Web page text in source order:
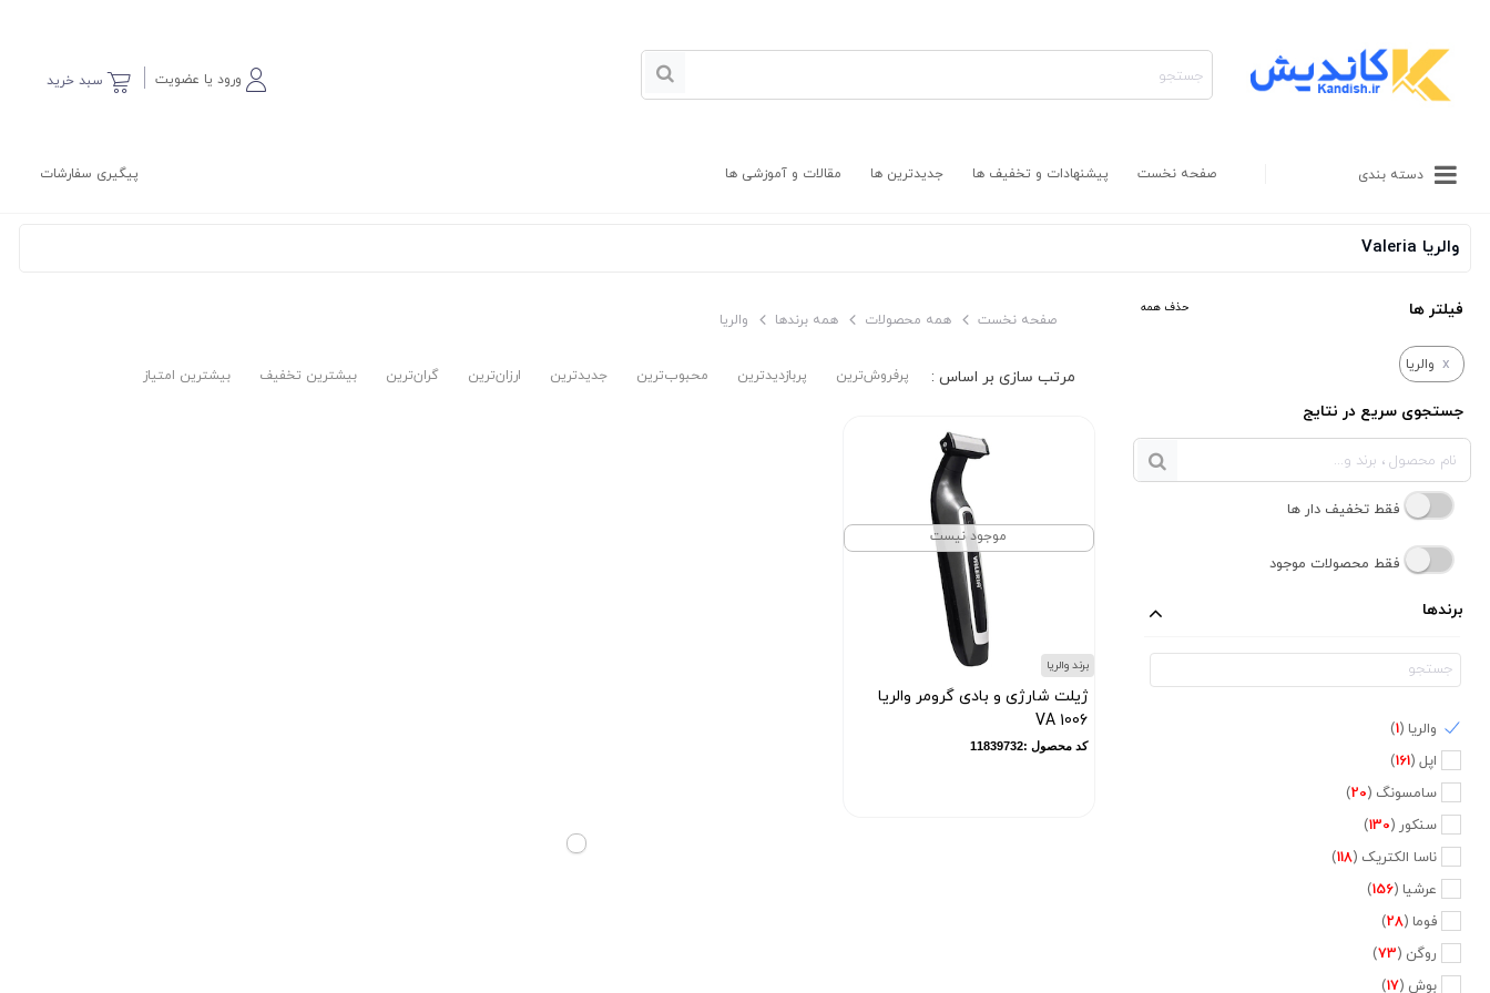
سبد خرید ورود یا عضویت
دسته بندی صفحه نخست پیشنهادات و تخفیف ها جدیدترین ها مقالات و آموزشی ها پیگیری سفارشات
والریا Valeria
فیلتر ها حذف همه
x والریا
جستجوی سریع در نتایج
برندها
والریا (1
)
اپل (161
)
سامسونگ (20
)
سنکور (130
)
ناسا الکتریک (118
)
عرشیا (156
)
فوما (28
)
روگن (73
)
بوش (17
)
صفحه نخست همه محصولات همه برندها والریا
پرفروش‌ترین‌ پربازدیدترین محبوب‌ترین جدیدترین ارزان‌ترین گران‌ترین بیشترین تخفیف بیشترین امتیاز
موجود نیست
برند والریا
ژیلت شارژی و بادی گرومر والریا
VA 1006
کد محصول :11839732